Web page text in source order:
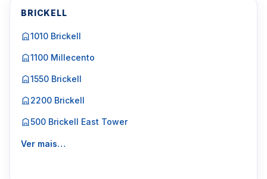
BRICKELL
1010 Brickell
1100 Millecento
1550 Brickell
2200 Brickell
500 Brickell East Tower
Ver mais…